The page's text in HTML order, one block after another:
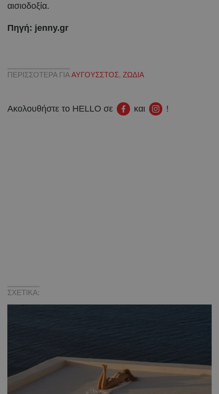
αισιοδοξία.
Πηγή: jenny.gr
ΠΕΡΙΣΣΟΤΕΡΑ ΓΙΑ ΑΥΓΟΥΣΣΤΟΣ, ΖΩΔΙΑ
Ακολουθήστε το HELLO σε και !
ΣΧΕΤΙΚΑ: